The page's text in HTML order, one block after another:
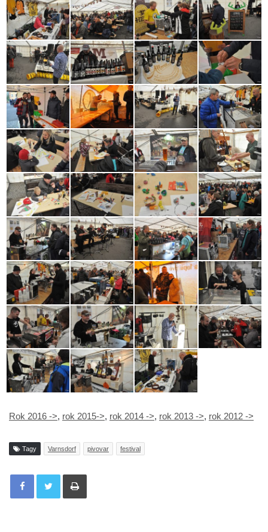
Rok 2016 ->, rok 2015->, rok 2014 ->, rok 2013 ->, rok 2012 ->
Tagy Varnsdorf pivovar festival
Tisknout